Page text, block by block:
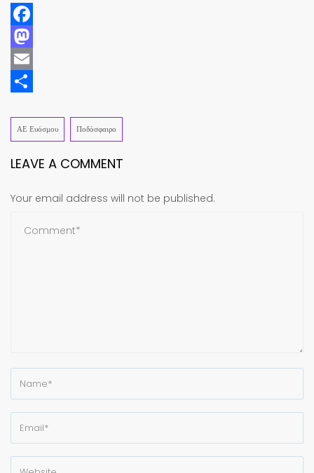
Facebook
Mastodon
Email
ΑΕ Ευόσμου Ποδόσφαιρο
LEAVE A COMMENT
Your email address will not be published.